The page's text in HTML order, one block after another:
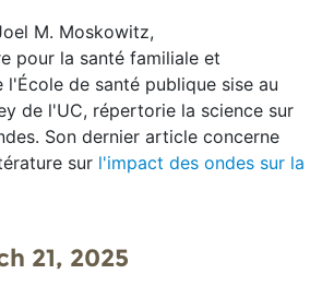
M. Moskowitz,
pour la santé familiale et
l'École de santé publique sise au
de l'UC, répertorie la science sur
Son dernier article concerne
sur l'impact des ondes sur la
21, 2025